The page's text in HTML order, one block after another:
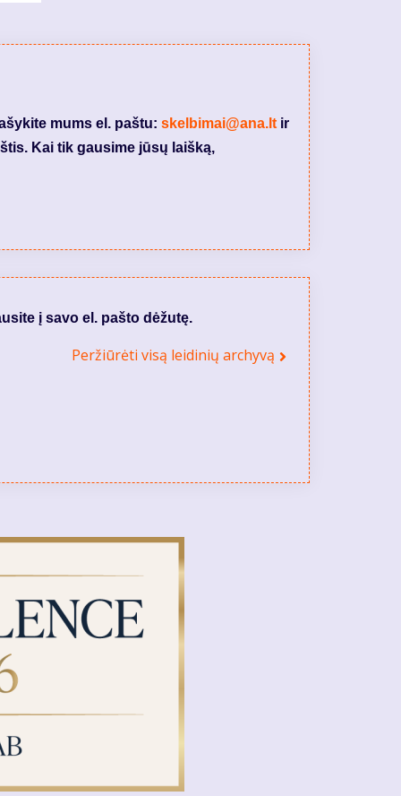
mums el. paštu: skelbimai@ana.ltir
Kai tik gausime jūsų laišką,
į savo el. pašto dėžutę.
Peržiūrėti visą leidinių archyvą